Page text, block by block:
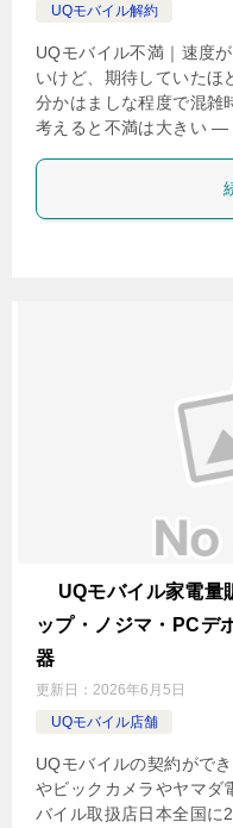
UQモバイル解約
UQモバイル不満｜速度
いけど、期待していた
分かはましな程度で混雑
考えると不満は大きい
UQモバイル家電量
ップ・ノジマ・PCデ
器
更新日： 2026年6月5日
UQモバイル店舗
UQモバイルの契約がで
やビックカメラやヤマダ
バイル取扱店日本全国に